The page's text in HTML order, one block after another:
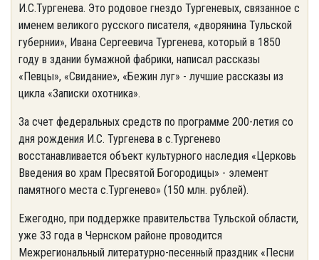
И.С.Тургенева. Это родовое гнездо Тургеневых, связанное с
именем великого русского писателя, «дворянина Тульской
губернии», Ивана Сергеевича Тургенева, который в 1850
году в здании бумажной фабрики, написал рассказы
«Певцы», «Свидание», «Бежин луг» - лучшие рассказы из
цикла «Записки охотника».
За счет федеральных средств по программе 200-летия со
дня рождения И.С. Тургенева в с.Тургенево
восстанавливается объект культурного наследия «Церковь
Введения во храм Пресвятой Богородицы» - элемент
памятного места с.Тургенево» (150 млн. рублей).
Ежегодно, при поддержке правительства Тульской области,
уже 33 года в Чернском районе проводится
Межрегиональный литературно-песенный праздник «Песни